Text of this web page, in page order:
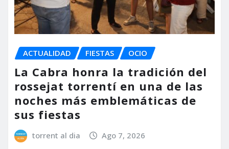
ACTUALIDAD FIESTAS OCIO
La Cabra honra la tradición del
rossejat torrentí en una de las
noches más emblemáticas de
sus fiestas
torrent al dia Ago 7, 2026